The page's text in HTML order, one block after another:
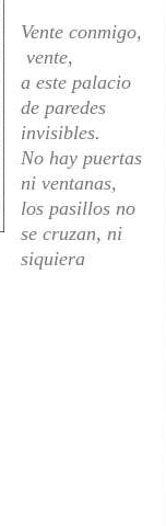
Vente conmigo,
vente,
a este palacio
de paredes
invisibles.
No hay puertas
ni ventanas,
los pasillos no
se cruzan, ni
siquiera